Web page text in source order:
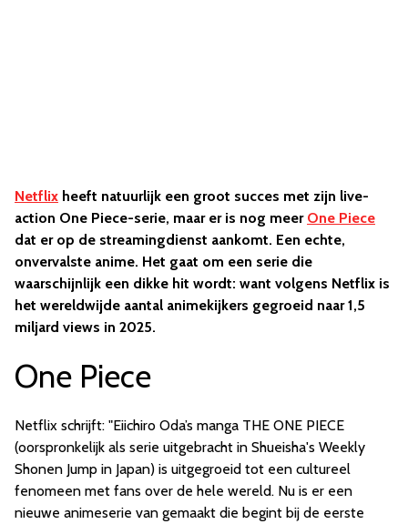
Netflix heeft natuurlijk een groot succes met zijn live-
action One Piece-serie, maar er is nog meer One Piece
dat er op de streamingdienst aankomt. Een echte,
onvervalste anime. Het gaat om een serie die
waarschijnlijk een dikke hit wordt: want volgens Netflix is
het wereldwijde aantal animekijkers gegroeid naar 1,5
miljard views in 2025.
One Piece
Netflix schrijft: "Eiichiro Oda’s manga THE ONE PIECE
(oorspronkelijk als serie uitgebracht in Shueisha's Weekly
Shonen Jump in Japan) is uitgegroeid tot een cultureel
fenomeen met fans over de hele wereld. Nu is er een
nieuwe animeserie van gemaakt die begint bij de eerste